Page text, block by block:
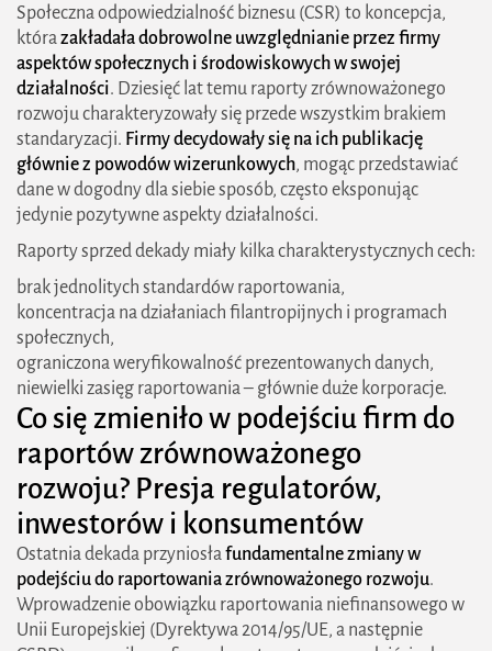
Społeczna odpowiedzialność biznesu (CSR) to koncepcja,
którazakładała dobrowolne uwzględnianie przez firmy
aspektów społecznych i środowiskowych w swojej
działalności. Dziesięć lat temu raporty zrównoważonego
rozwoju charakteryzowały się przede wszystkim brakiem
standaryzacji. Firmy decydowały się na ich publikację
głównie z powodów wizerunkowych, mogąc przedstawiać
dane w dogodny dla siebie sposób, często eksponując
jedynie pozytywne aspekty działalności.
Raporty sprzed dekady miały kilka charakterystycznych cech:
brak jednolitych standardów raportowania,
koncentracja na działaniach filantropijnych i programach
społecznych,
ograniczona weryfikowalność prezentowanych danych,
niewielki zasięg raportowania – głównie duże korporacje.
Co się zmieniło w podejściu firm do
raportów zrównoważonego
rozwoju? Presja regulatorów,
inwestorów i konsumentów
Ostatnia dekada przyniosłafundamentalne zmiany w
podejściu do raportowania zrównoważonego rozwoju.
Wprowadzenie obowiązku raportowania niefinansowego w
Unii Europejskiej (Dyrektywa 2014/95/UE, a następnie